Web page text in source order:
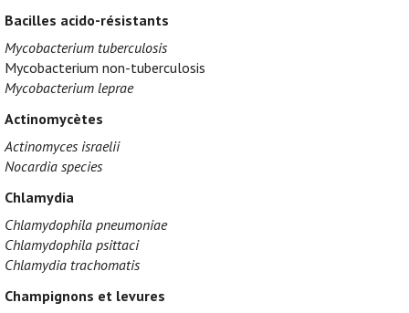
Bacilles acido-résistants
Mycobacterium tuberculosis
Mycobacterium non-tuberculosis
Mycobacterium leprae
Actinomycètes
Actinomyces israelii
Nocardia species
Chlamydia
Chlamydophila pneumoniae
Chlamydophila psittaci
Chlamydia trachomatis
Champignons et levures